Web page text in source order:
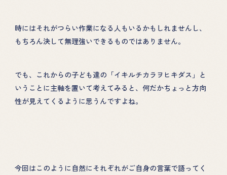
時にはそれがつらい作業になる人もいるかもしれませんし、
もちろん決して無理強いできるものではありません。
でも、これからの子ども達の「イキルチカラヲヒキダス」と
いうことに主軸を置いて考えてみると、何だかちょっと方向
性が見えてくるように思うんですよね。
今回はこのように自然にそれぞれがご自身の言葉で語ってく